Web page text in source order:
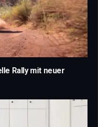
Rally mit neuer